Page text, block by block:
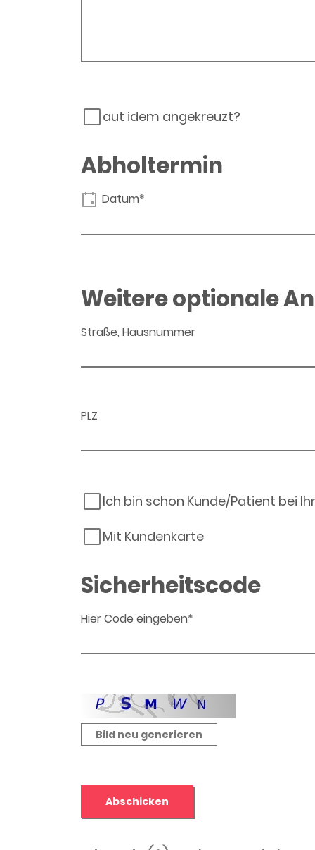
aut idem angekreuzt?
Abholtermin
Datum*
Weitere optionale
Straße, Hausnummer
PLZ
Ich bin schon Kunde/Patient bei
Mit Kundenkarte
Sicherheitscode
Hier Code eingeben*